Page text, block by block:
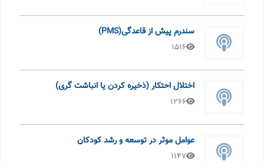
سندرم پیش از قاعدگی(PMS)
1516
اختلال احتکار (ذخیره کردن یا انباشت گری)
1266
عوامل موثر در توسعه و رشد کودکان
1147